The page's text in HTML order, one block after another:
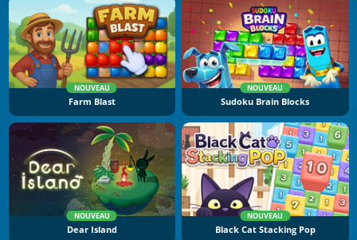
NOUVEAU
Farm Blast
NOUVEAU
Sudoku Brain Blocks
NOUVEAU
Dear Island
NOUVEAU
Black Cat Stacking Pop